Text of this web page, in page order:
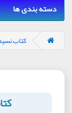
دسته بندی ها
کتاب